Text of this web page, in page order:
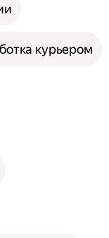
курьером